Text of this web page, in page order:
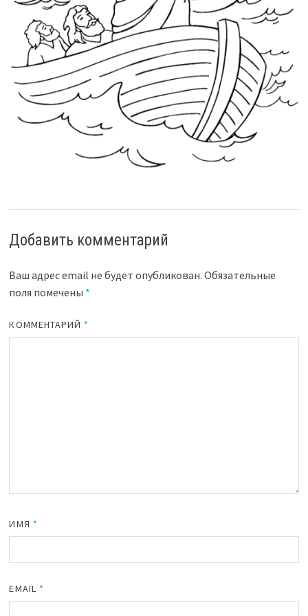
Добавить комментарий
Ваш адрес email не будет опубликован. Обязательные
поля помечены *
КОММЕНТАРИЙ *
ИМЯ *
EMAIL *